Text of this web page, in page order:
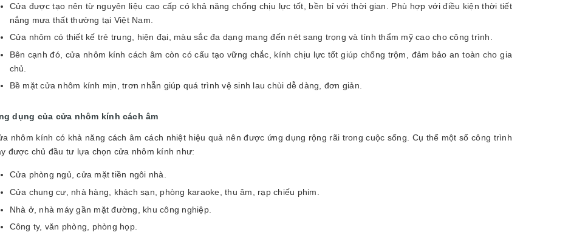
Cửa được tạo nên từ nguyên liệu cao cấp có khả năng chống chịu lực tốt, bền bỉ với thời gian. Phù hợp với điều kiện thời tiết
nắng mưa thất thường tại Việt Nam.
Cửa nhôm có thiết kế trẻ trung, hiện đại, màu sắc đa dạng mang đến nét sang trọng và tính thẩm mỹ cao cho công trình.
Bên cạnh đó, cửa nhôm kính cách âm còn có cấu tạo vững chắc, kính chịu lực tốt giúp chống trộm, đảm bảo an toàn cho gia
chủ.
Bề mặt cửa nhôm kính mịn, trơn nhẵn giúp quá trình vệ sinh lau chùi dễ dàng, đơn giản.
dụng của cửa nhôm kính cách âm
nhôm kính có khả năng cách âm cách nhiệt hiệu quả nên được ứng dụng rộng rãi trong cuộc sống. Cụ thể một số công trình
được chủ đầu tư lựa chọn cửa nhôm kính như:
Cửa phòng ngủ, cửa mặt tiền ngôi nhà.
Cửa chung cư, nhà hàng, khách sạn, phòng karaoke, thu âm, rạp chiếu phim.
Nhà ở, nhà máy gần mặt đường, khu công nghiệp.
Công ty, văn phòng, phòng họp.